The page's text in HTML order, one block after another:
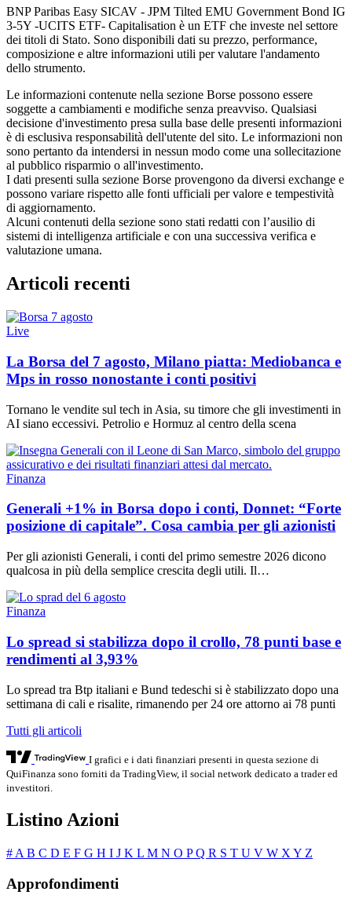
BNP Paribas Easy SICAV - JPM Tilted EMU Government Bond IG
3-5Y -UCITS ETF- Capitalisation è un ETF che investe nel settore
dei titoli di Stato. Sono disponibili dati su prezzo, performance,
composizione e altre informazioni utili per valutare l'andamento
dello strumento.
Le informazioni contenute nella sezione Borse possono essere
soggette a cambiamenti e modifiche senza preavviso. Qualsiasi
decisione d'investimento presa sulla base delle presenti informazioni
è di esclusiva responsabilità dell'utente del sito. Le informazioni non
sono pertanto da intendersi in nessun modo come una sollecitazione
al pubblico risparmio o all'investimento.
I dati presenti sulla sezione Borse provengono da diversi exchange e
possono variare rispetto alle fonti ufficiali per valore e tempestività
di aggiornamento.
Alcuni contenuti della sezione sono stati redatti con l’ausilio di
sistemi di intelligenza artificiale e con una successiva verifica e
valutazione umana.
Articoli recenti
Live
La Borsa del 7 agosto, Milano piatta: Mediobanca e
Mps in rosso nonostante i conti positivi
Tornano le vendite sul tech in Asia, su timore che gli investimenti in
AI siano eccessivi. Petrolio e Hormuz al centro della scena
Finanza
Generali +1% in Borsa dopo i conti, Donnet: “Forte
posizione di capitale”. Cosa cambia per gli azionisti
Per gli azionisti Generali, i conti del primo semestre 2026 dicono
qualcosa in più della semplice crescita degli utili. Il…
Finanza
Lo spread si stabilizza dopo il crollo, 78 punti base e
rendimenti al 3,93%
Lo spread tra Btp italiani e Bund tedeschi si è stabilizzato dopo una
settimana di cali e risalite, rimanendo per 24 ore attorno ai 78 punti
Tutti gli articoli
I grafici e i dati finanziari presenti in questa sezione di
QuiFinanza sono forniti da TradingView, il social network dedicato a trader ed
investitori.
Listino Azioni
# A B C D E F G H I J K L M N O PQ R S T U V W X Y Z
Approfondimenti